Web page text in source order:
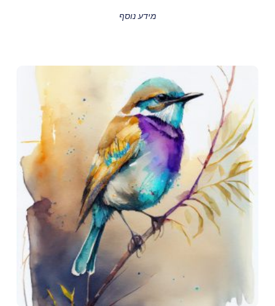
מידע נוסף